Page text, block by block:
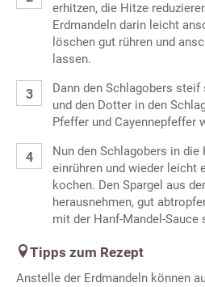
erhitzen, die Hitze
Erdmandeln darin leicht
löschen gut rühren und
lassen.
Dann den Schlagobers
und den Dotter in den
Pfeffer und Cayennepfeffer
Nun den Schlagobers in
einrühren und wieder leicht
kochen. Den Spargel aus
herausnehmen, gut
mit der Hanf-Mandel-Sauce
Tipps zum Rezept
Anstelle der Erdmandeln können